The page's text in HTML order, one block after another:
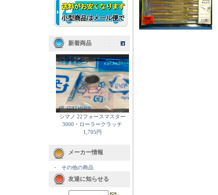
新着商品
シマノ 22フォースマスター
3000・ローラークラッチ
1,705円
メーカー情報
- その他の商品
友達に知らせる